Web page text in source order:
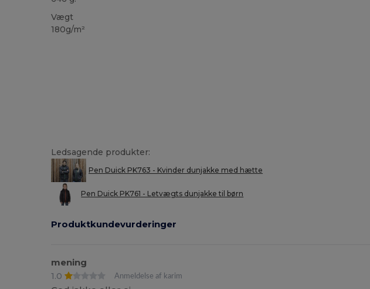
Vægt
180g/m²
Ledsagende produkter:
Pen Duick PK763 - Kvinder dunjakke med hætte
Pen Duick PK761 - Letvægts dunjakke til børn
Produktkundevurderinger
mening
1.0
Anmeldelse af karim